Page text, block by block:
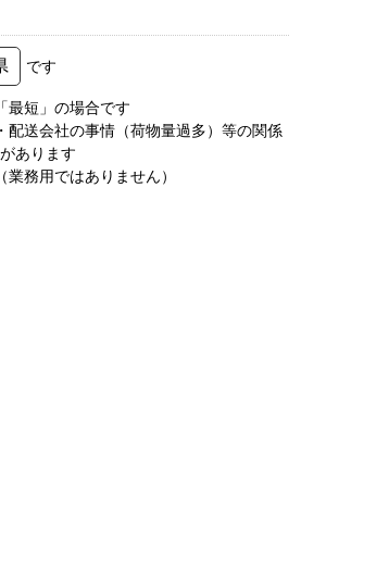
です
最短」の場合です
配送会社の事情（荷物量過多）等の関係
あります
務用ではありません）